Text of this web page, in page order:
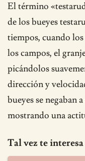
El término
de los bueyes
tiempos, cuando
los campos, el
picándolos
dirección y
bueyes se negaban
mostrando una
Tal vez te interesa